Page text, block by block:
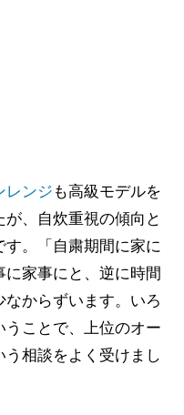
レンジ も高級モデルを
、自炊重視の傾向と
。「自粛期間に家に
家事にと、逆に時間
からずいます。いろ
ことで、上位のオー
相談をよく受けまし